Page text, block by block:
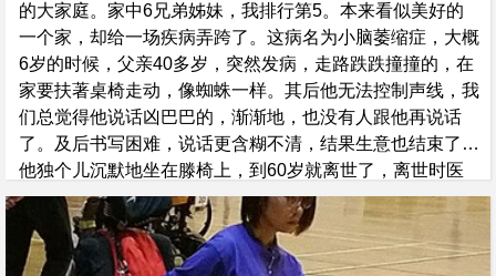
的大家庭。家中6兄弟姊妹，我排行第5。本来看似美好的
一个家，却给一场疾病弄跨了。这病名为小脑萎缩症，大概
6岁的时候，父亲40多岁，突然发病，走路跌跌撞撞的，在
家要扶著桌椅走动，像蜘蛛一样。其后他无法控制声线，我
们总觉得他说话凶巴巴的，渐渐地，也没有人跟他再说话
了。及后书写困难，说话更含糊不清，结果生意也结束了。
他独个儿沉默地坐在滕椅上，到60岁就离世了，离世时医
生说他有抑郁症。这是上世纪60年代初。